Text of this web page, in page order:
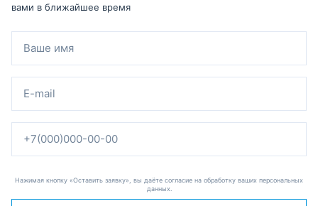
вами в ближайшее время
Нажимая кнопку «Оставить заявку», вы даёте согласие на обработку ваших персональных
данных.